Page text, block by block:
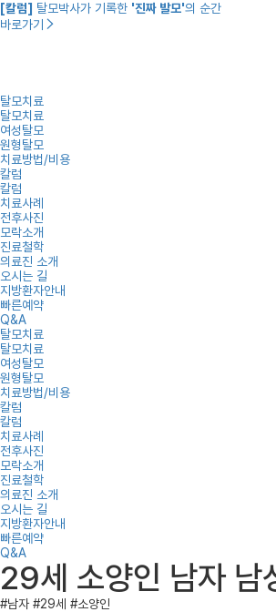
[칼럼] 탈모박사가 기록한 '진짜 발모'의 순간
바로가기
탈모치료
탈모치료
여성탈모
원형탈모
치료방법/비용
칼럼
칼럼
치료사례
전후사진
모락소개
진료철학
의료진 소개
오시는 길
지방환자안내
빠른예약
Q&A
탈모치료
탈모치료
여성탈모
원형탈모
치료방법/비용
칼럼
칼럼
치료사례
전후사진
모락소개
진료철학
의료진 소개
오시는 길
지방환자안내
빠른예약
Q&A
29세 소양인 남자 남
#남자 #29세 #소양인